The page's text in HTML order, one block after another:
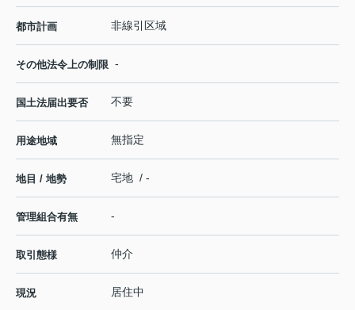
都市計画 非線引区域
その他法令上の制限 -
国土法届出要否 不要
用途地域 無指定
地目 / 地勢 宅地 / -
管理組合有無 -
取引態様 仲介
現況 居住中